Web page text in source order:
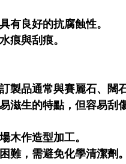
有良好的抗腐蝕性。
痕與刮痕。
製品通常與賽麗石、闊
滋生的特點，但容易刮傷
木作造型加工。
難，需避免化學清潔劑。